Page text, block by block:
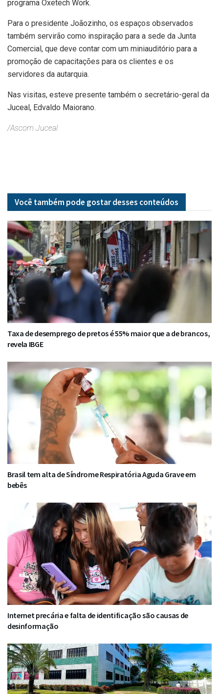
programa Oxetech Work.
Para o presidente Joãozinho, os espaços observados
também servirão como inspiração para a sede da Junta
Comercial, que deve contar com um miniauditório para a
promoção de capacitações para os clientes e os
servidores da autarquia.
Nas visitas, esteve presente também o secretário-geral da
Juceal, Edvaldo Maiorano.
/Ascom Juceal
Você também pode gostar desses conteúdos
Taxa de desemprego de pretos é 55% maior que a de brancos,
revela IBGE
Brasil tem alta de Síndrome Respiratória Aguda Grave em
bebês
Internet precária e falta de identificação são causas de
desinformação